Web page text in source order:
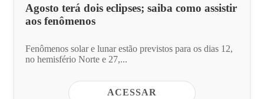
Agosto terá dois eclipses; saiba como assistir
aos fenômenos
Fenômenos solar e lunar estão previstos para os dias 12,
no hemisfério Norte e 27,...
ACESSAR